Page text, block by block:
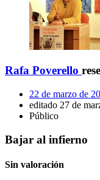
Rafa Poverello
22 de marzo de
editado 27 de
Público
Bajar al infierno
Sin valoración